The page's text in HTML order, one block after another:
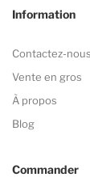
Information
Contactez-nous
Vente en gros
À propos
Blog
Commander